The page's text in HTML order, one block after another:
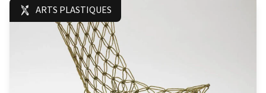
ARTS PLASTIQUES